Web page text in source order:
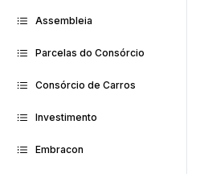
Assembleia
Parcelas do Consórcio
Consórcio de Carros
Investimento
Embracon